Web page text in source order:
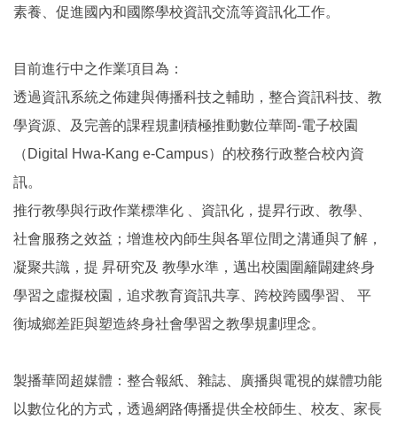
素養、促進國內和國際學校資訊交流等資訊化工作。
目前進行中之作業項目為：
透過資訊系統之佈建與傳播科技之輔助，整合資訊科技、教
學資源、及完善的課程規劃積極推動數位華岡-電子校園
（Digital Hwa-Kang e-Campus）的校務行政整合校內資
訊。
推行教學與行政作業標準化 、資訊化，提昇行政、教學、
社會服務之效益；增進校內師生與各單位間之溝通與了解，
凝聚共識，提 昇研究及 教學水準，邁出校園圍籬闢建終身
學習之虛擬校園，追求教育資訊共享、跨校跨國學習、 平
衡城鄉差距與塑造終身社會學習之教學規劃理念。
製播華岡超媒體：整合報紙、雜誌、廣播與電視的媒體功能
以數位化的方式，透過網路傳播提供全校師生、校友、家長